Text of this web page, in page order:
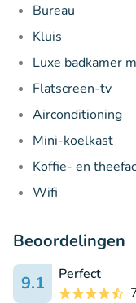
Bureau
Kluis
Luxe badkamer
Flatscreen-tv
Airconditioning
Mini-koelkast
Koffie- en
Wifi
Beoordelingen
9.1
Perfect